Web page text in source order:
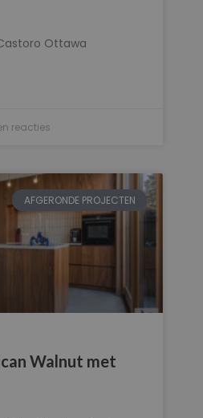
Ottawa
reacties
AFGERONDE PROJECTEN
Walnut met